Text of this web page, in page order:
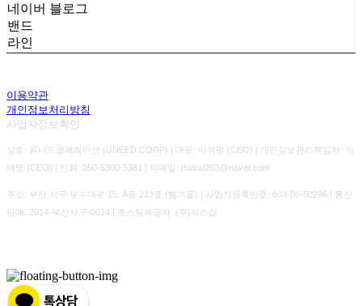
네이버 블로그
밴드
라인
이용약관
개인정보처리방침
사업자정보확인
상호: 유니드코퍼레이션 (UNEED.CORP) | 대표: 이여명 (CEO) | 개인정보관리책임자: 이
여명 (CEO) | 전화: 050-5300-5381 | 이메일: duaud203@naver.com
주소: 부산 서구 보수대로 15, A동 213호 (봄겨울) | 사업자등록번호: 603-09-50296 | 통신
판매: 2014-부산서구-0014 | 호스팅제공자: (주)식스샵